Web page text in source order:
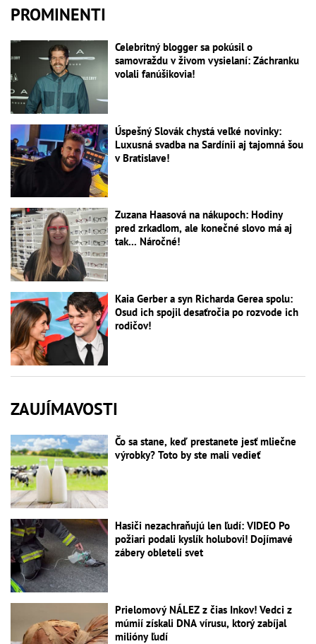
PROMINENTI
Celebritný blogger sa pokúsil o
samovraždu v živom vysielaní: Záchranku
volali fanúšikovia!
Úspešný Slovák chystá veľké novinky:
Luxusná svadba na Sardínii aj tajomná šou
v Bratislave!
Zuzana Haasová na nákupoch: Hodiny
pred zrkadlom, ale konečné slovo má aj
tak... Náročné!
Kaia Gerber a syn Richarda Gerea spolu:
Osud ich spojil desaťročia po rozvode ich
rodičov!
ZAUJÍMAVOSTI
Čo sa stane, keď prestanete jesť mliečne
výrobky? Toto by ste mali vedieť
Hasiči nezachraňujú len ľudí: VIDEO Po
požiari podali kyslík holubovi! Dojímavé
zábery obleteli svet
Prielomový NÁLEZ z čias Inkov! Vedci z
múmií získali DNA vírusu, ktorý zabíjal
milióny ľudí